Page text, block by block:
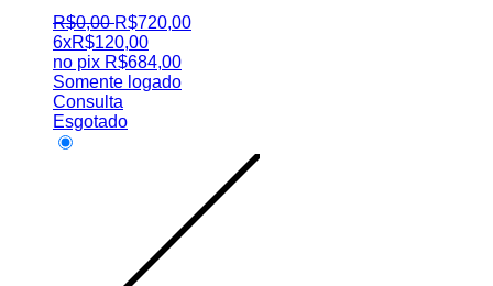
R$0,00 R$720,00
6xR$120,00
no pix R$684,00
Somente logado
Consulta
Esgotado